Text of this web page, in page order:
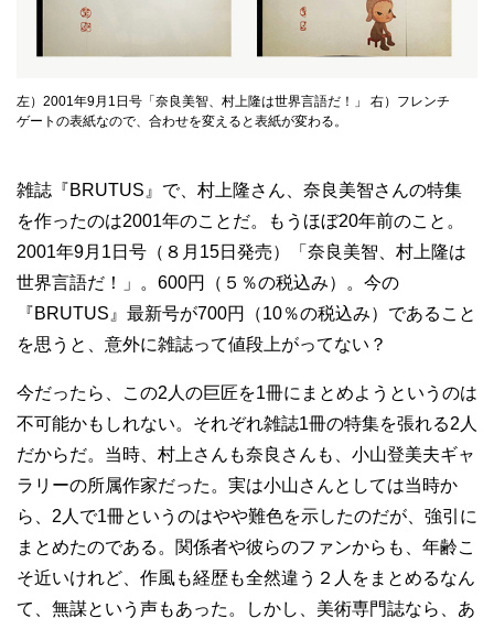
左）2001年9月1日号「奈良美智、村上隆は世界言語だ！」 右）フレンチ
ゲートの表紙なので、合わせを変えると表紙が変わる。
雑誌『BRUTUS』で、村上隆さん、奈良美智さんの特集
を作ったのは2001年のことだ。もうほぼ20年前のこと。
2001年9月1日号（８月15日発売）「奈良美智、村上隆は
世界言語だ！」。600円（５％の税込み）。今の
『BRUTUS』最新号が700円（10％の税込み）であること
を思うと、意外に雑誌って値段上がってない？
今だったら、この2人の巨匠を1冊にまとめようというのは
不可能かもしれない。それぞれ雑誌1冊の特集を張れる2人
だからだ。当時、村上さんも奈良さんも、小山登美夫ギャ
ラリーの所属作家だった。実は小山さんとしては当時か
ら、2人で1冊というのはやや難色を示したのだが、強引に
まとめたのである。関係者や彼らのファンからも、年齢こ
そ近いけれど、作風も経歴も全然違う２人をまとめるなん
て、無謀という声もあった。しかし、美術専門誌なら、あ